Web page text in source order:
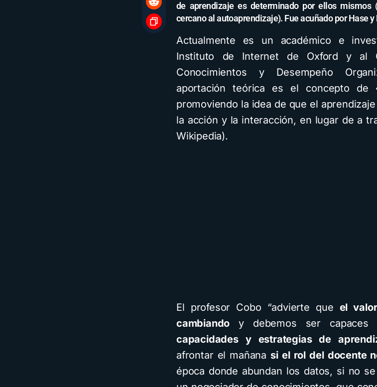
de aprendizaje es determinado por ellos mismos
cercano al autoaprendizaje). Fue acuñado por Hase y
Actualmente es un académico e
Instituto de Internet de Oxford y al
Conocimientos y Desempeño
aportación teórica es el concepto de
promoviendo la idea de que el
la acción y la interacción, en lugar de a
Wikipedia).
El profesor Cobo “advierte que el
cambiando y debemos ser
capacidades y estrategias de
afrontar el mañana si el rol del docente
época donde abundan los datos, si no